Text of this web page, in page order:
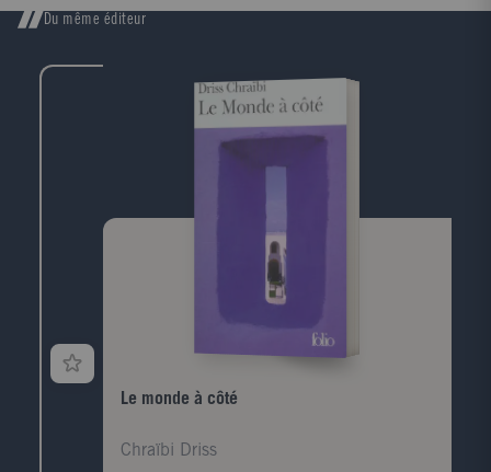
été écrits. Regroupés selon l'ordre chronologique des
pour les littératures de l'Extrême-Orient, et sont
l'occasion de prendre une vue nouvelle sur son
itinéraire propre, dont Homère d'une part, et plus
encore Virgile, Machiavel d'autre part, sont des
Du même éditeur
Le monde à côté
Chraïbi Driss